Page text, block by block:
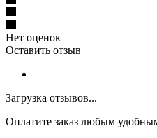
Нет оценок
Оставить отзыв
Загрузка отзывов...
Оплатите заказ любым